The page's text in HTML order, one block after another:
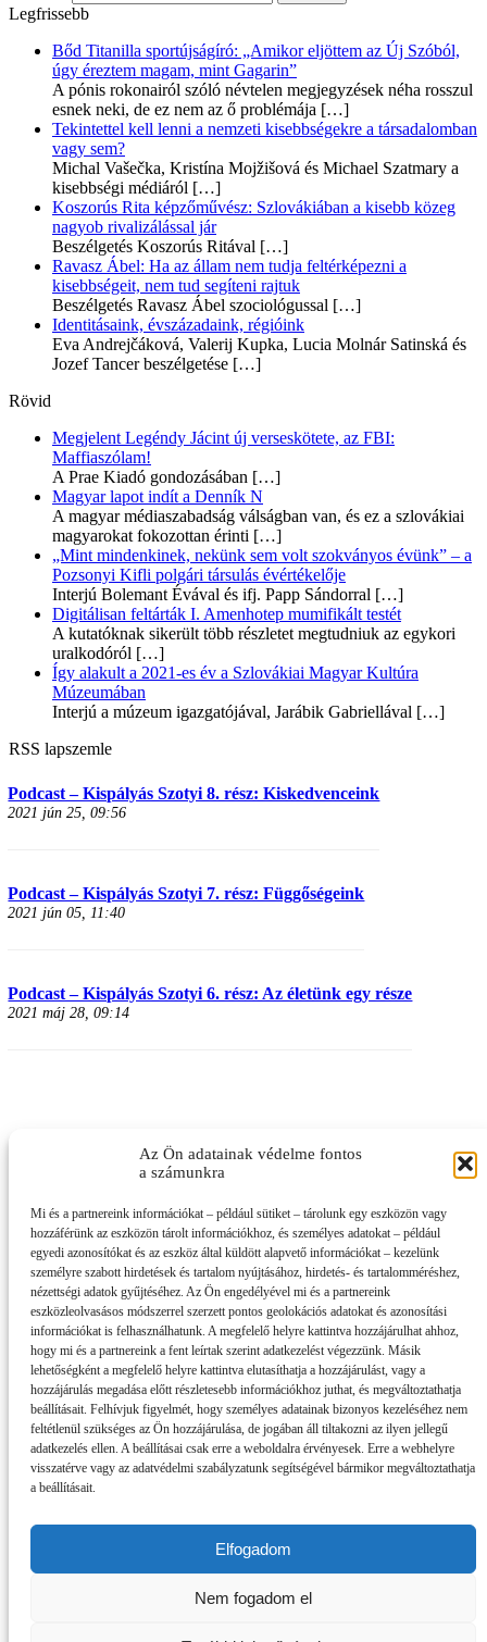
Az Ön adatainak védelme fontos
a számunkra
Mi és a partnereink információkat – például sütiket – tárolunk egy eszközön vagy
hozzáférünk az eszközön tárolt információkhoz, és személyes adatokat – például
egyedi azonosítókat és az eszköz által küldött alapvető információkat – kezelünk
személyre szabott hirdetések és tartalom nyújtásához, hirdetés- és tartalomméréshez,
nézettségi adatok gyűjtéséhez. Az Ön engedélyével mi és a partnereink
eszközleolvasásos módszerrel szerzett pontos geolokációs adatokat és azonosítási
információkat is felhasználhatunk. A megfelelő helyre kattintva hozzájárulhat ahhoz,
hogy mi és a partnereink a fent leírtak szerint adatkezelést végezzünk. Másik
lehetőségként a megfelelő helyre kattintva elutasíthatja a hozzájárulást, vagy a
hozzájárulás megadása előtt részletesebb információkhoz juthat, és megváltoztathatja
beállításait. Felhívjuk figyelmét, hogy személyes adatainak bizonyos kezeléséhez nem
feltétlenül szükséges az Ön hozzájárulása, de jogában áll tiltakozni az ilyen jellegű
adatkezelés ellen. A beállításai csak erre a weboldalra érvényesek. Erre a webhelyre
visszatérve vagy az adatvédelmi szabályzatunk segítségével bármikor megváltoztathatja
a beállításait.
Elfogadom
Nem fogadom el
Legfrissebb
Bőd Titanilla sportújságíró: „Amikor eljöttem az Új Szóból,
úgy éreztem magam, mint Gagarin”
A pónis rokonairól szóló névtelen megjegyzések néha rosszul
esnek neki, de ez nem az ő problémája […]
Tekintettel kell lenni a nemzeti kisebbségekre a társadalomban
vagy sem?
Michal Vašečka, Kristína Mojžišová és Michael Szatmary a
kisebbségi médiáról […]
Koszorús Rita képzőművész: Szlovákiában a kisebb közeg
nagyob rivalizálással jár
Beszélgetés Koszorús Ritával […]
Ravasz Ábel: Ha az állam nem tudja feltérképezni a
kisebbségeit, nem tud segíteni rajtuk
Beszélgetés Ravasz Ábel szociológussal […]
Identitásaink, évszázadaink, régióink
Eva Andrejčáková, Valerij Kupka, Lucia Molnár Satinská és
Jozef Tancer beszélgetése […]
Rövid
Megjelent Legéndy Jácint új verseskötete, az FBI:
Maffiaszólam!
A Prae Kiadó gondozásában […]
Magyar lapot indít a Denník N
A magyar médiaszabadság válságban van, és ez a szlovákiai
magyarokat fokozottan érinti […]
„Mint mindenkinek, nekünk sem volt szokványos évünk” – a
Pozsonyi Kifli polgári társulás évértékelője
Interjú Bolemant Évával és ifj. Papp Sándorral […]
Digitálisan feltárták I. Amenhotep mumifikált testét
A kutatóknak sikerült több részletet megtudniuk az egykori
uralkodóról […]
Így alakult a 2021-es év a Szlovákiai Magyar Kultúra
Múzeumában
Interjú a múzeum igazgatójával, Jarábik Gabriellával […]
RSS lapszemle
Podcast – Kispályás Szotyi 8. rész: Kiskedvenceink
2021 jún 25, 09:56
Podcast – Kispályás Szotyi 7. rész: Függőségeink
2021 jún 05, 11:40
Podcast – Kispályás Szotyi 6. rész: Az életünk egy része
2021 máj 28, 09:14
Impresszum